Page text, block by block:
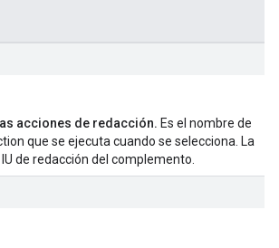
acciones de redacción. Es el nombre de
que se ejecuta cuando se selecciona. La
de redacción del complemento.